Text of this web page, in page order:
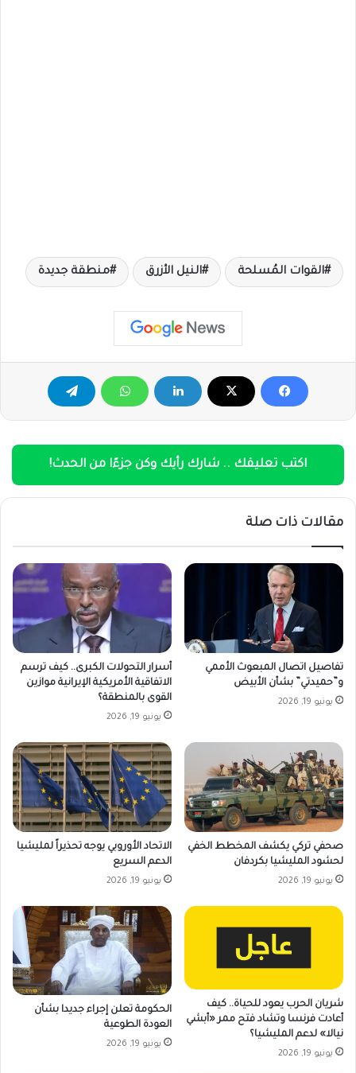
القوات المُسلحة النيل الأزرق منطقة جديدة
اكتب تعليقك .. شارك رأيك وكن جزءًا من الحدث!
مقالات ذات صلة
تفاصيل اتصال المبعوث الأممي
و”حميدتي” بشأن الأبيض
يونيو 19, 2026
أسرار التحولات الكبرى.. كيف ترسم
الاتفاقية الأمريكية الإيرانية موازين
القوى بالمنطقة؟
يونيو 19, 2026
صحفي تركي يكشف المخطط الخفي
لحشود المليشيا بكردفان
يونيو 19, 2026
الاتحاد الأوروبي يوجه تحذيراً لمليشيا
الدعم السريع
يونيو 19, 2026
شريان الحرب يعود للحياة.. كيف
أعادت فرنسا وتشاد فتح ممر «أبشي
نيالا» لدعم المليشيا؟
يونيو 19, 2026
الحكومة تعلن إجراء جديدا بشأن
العودة الطوعية
يونيو 19, 2026